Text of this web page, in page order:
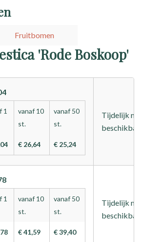
Fruitbomen
'Rode Boskoop'
1
vanaf 10
st.
€ 26,64
vanaf 50
st.
€ 25,24
Tijdelijk
1
vanaf 10
st.
€ 41,59
vanaf 50
st.
€ 39,40
Tijdelijk